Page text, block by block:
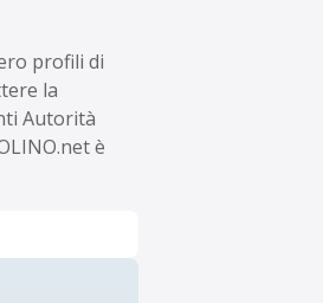
profili di
la
Autorità
è